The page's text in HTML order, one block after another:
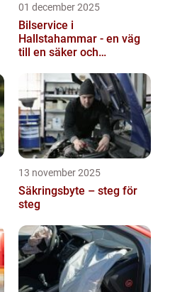
01 december 2025
Bilservice i
Hallstahammar - en väg
till en säker och
13 november 2025
Säkringsbyte – steg för
steg